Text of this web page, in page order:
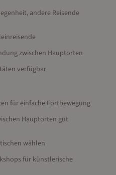
andere Reisende
zwischen Hauptorten
verfügbar
für einfache Fortbewegung
Hauptorten gut
wählen
für künstlerische